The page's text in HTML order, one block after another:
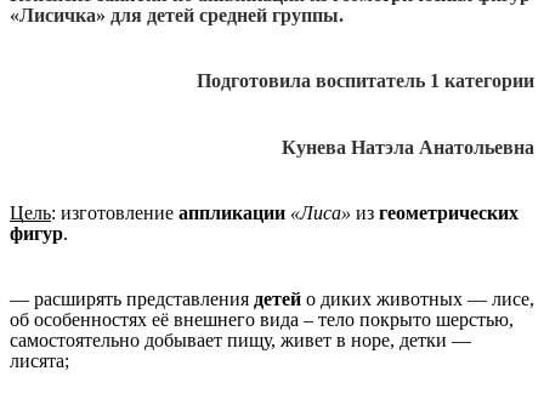
«Лисичка» для детей средней группы.
Подготовила воспитатель 1 категории
Кунева Натэла Анатольевна
Цель: изготовление аппликации «Лиса» из геометрических
фигур.
— расширять представления детей о диких животных — лисе,
об особенностях её внешнего вида – тело покрыто шерстью,
самостоятельно добывает пищу, живет в норе, детки —
лисята;